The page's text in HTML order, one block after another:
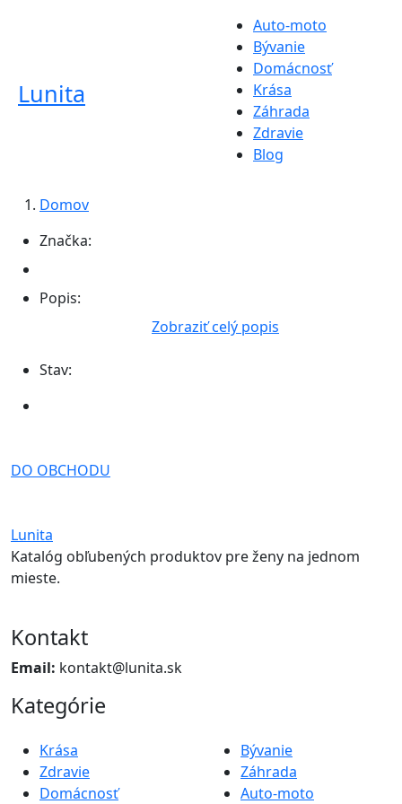
Lunita
Auto-moto
Bývanie
Domácnosť
Krása
Záhrada
Zdravie
Blog
Domov
Značka:
Popis:
Zobraziť celý popis
Stav:
DO OBCHODU
Lunita
Katalóg obľubených produktov pre ženy na jednom
mieste.
Kontakt
Email: kontakt@lunita.sk
Kategórie
Krása
Zdravie
Domácnosť
Bývanie
Záhrada
Auto-moto